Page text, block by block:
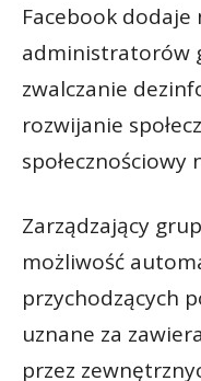
Facebook
administratorów
zwalczanie
rozwijanie
społecznościowy
Zarządzający
możliwość
przychodzących
uznane za
przez